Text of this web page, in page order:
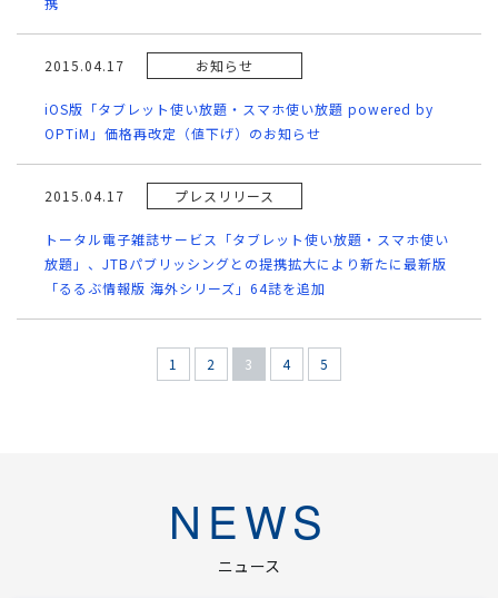
2015.04.17 お知らせ
iOS版「タブレット使い放題・スマホ使い放題 powered by
OPTiM」価格再改定（値下げ）のお知らせ
2015.04.17 プレスリリース
トータル電子雑誌サービス「タブレット使い放題・スマホ使い
放題」、JTBパブリッシングとの提携拡大により新たに最新版
「るるぶ情報版 海外シリーズ」64誌を追加
1 2 3 4 5
NEWS
ニュース